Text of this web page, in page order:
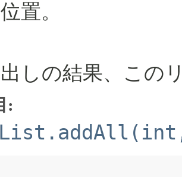
置。
しの結果、この
: